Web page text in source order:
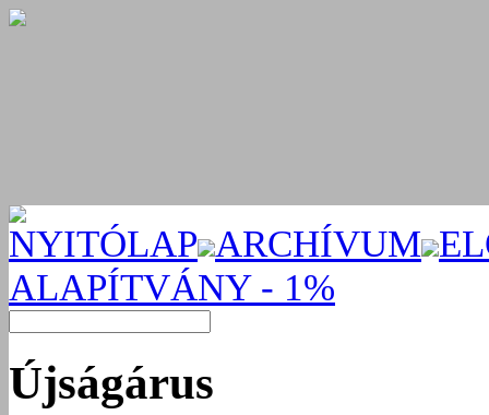
NYITÓLAP ARCHÍVUM
ALAPÍTVÁNY - 1%
Újságárus